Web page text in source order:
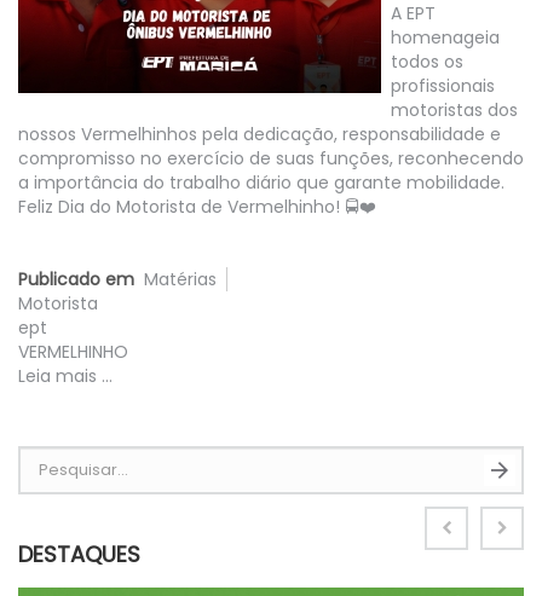
A EPT
homenageia
todos os
profissionais
motoristas dos
nossos Vermelhinhos pela dedicação, responsabilidade e
compromisso no exercício de suas funções, reconhecendo
a importância do trabalho diário que garante mobilidade.
Feliz Dia do Motorista de Vermelhinho! 🚍❤️
Publicado em Matérias
Motorista
ept
VERMELHINHO
Leia mais ...
Pesquisar...
DESTAQUES